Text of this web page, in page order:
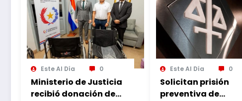
Este Al Día 0
Ministerio de Justicia
recibió donación de
Este Al Día 0
Solicitan prisión
preventiva de